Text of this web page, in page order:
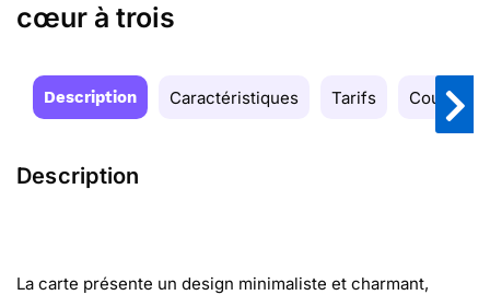
cœur à trois
Description Caractéristiques Tarifs Couleurs
Description
La carte présente un design minimaliste et charmant,